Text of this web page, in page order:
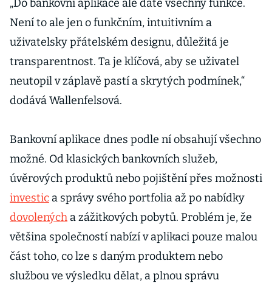
„Do bankovní aplikace ale dáte všechny funkce.
Není to ale jen o funkčním, intuitivním a
uživatelsky přátelském designu, důležitá je
transparentnost. Ta je klíčová, aby se uživatel
neutopil v záplavě pastí a skrytých podmínek,“
dodává Wallenfelsová.
Bankovní aplikace dnes podle ní obsahují všechno
možné. Od klasických bankovních služeb,
úvěrových produktů nebo pojištění přes možnosti
investic a správy svého portfolia až po nabídky
dovolených a zážitkových pobytů. Problém je, že
většina společností nabízí v aplikaci pouze malou
část toho, co lze s daným produktem nebo
službou ve výsledku dělat, a plnou správu